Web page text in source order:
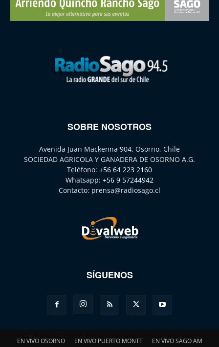
SOBRE NOSOTROS
Avenida Juan Mackenna 904, Osorno, Chile
SOCIEDAD AGRICOLA Y GANADERA DE OSORNO A.G.
Teléfono: +56 64 223 2160
Whatsapp: +56 9 57244942
Contacto: prensa@radiosago.cl
SÍGUENOS
EN VIVO OSORNO EN VIVO PUERTO MONTT EN VIVO SAGO AM